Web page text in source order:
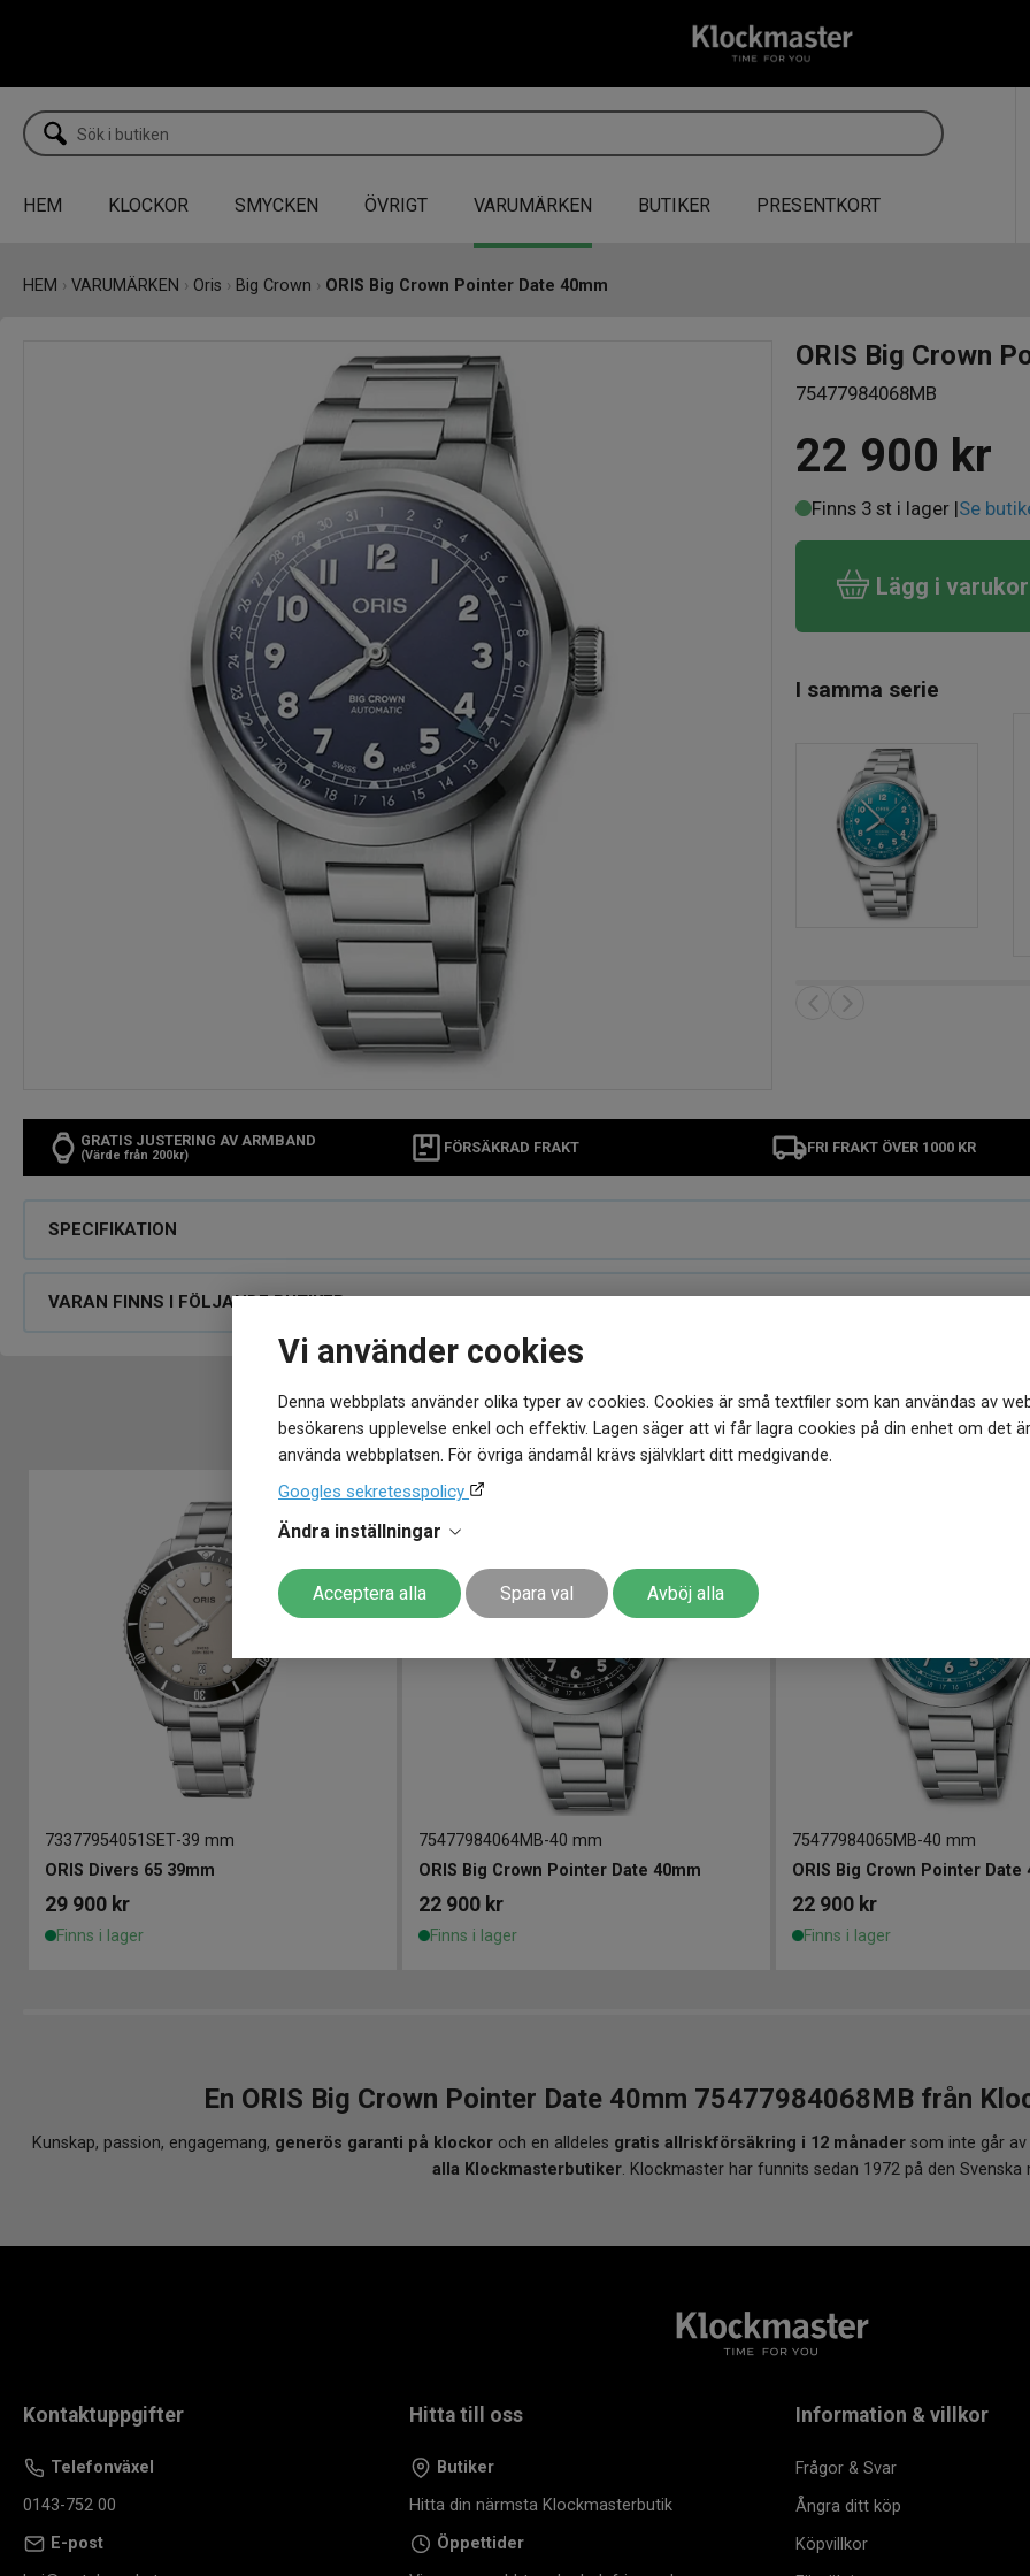
Vi använder cookies
Denna webbplats använder olika typer av cookies. Cookies är små textfiler som kan användas av
besökarens upplevelse enkel och effektiv. Lagen säger att vi får lagra cookies på din enhet om det
använda webbplatsen. För övriga ändamål krävs självklart ditt medgivande.
Googles sekretesspolicy
Ändra inställningar
Acceptera alla Spara val Avböj alla
HEM KLOCKOR SMYCKEN ÖVRIGT VARUMÄRKEN BUTIKER PRESENTKORT
HEM › VARUMÄRKEN › Oris › Big Crown › ORIS Big Crown Pointer Date 40mm
ORIS Big Crown
75477984068MB
22 900 kr
Finns 3 st i lager |Se
Lägg i
I samma serie
GRATIS JUSTERING AV ARMBAND
(Värde från 200kr) FÖRSÄKRAD FRAKT FRI FRAKT ÖVER 1000 KR
SPECIFIKATION
VARAN FINNS I FÖLJANDE BUTIKER
MER FRÅN SAMMA VARUMÄRKE
73377954051SET-39 mm
ORIS Divers 65 39mm
29 900 kr
Finns i lager
75477984064MB-40 mm
ORIS Big Crown Pointer Date 40mm
22 900 kr
Finns i lager
75477984065MB-40 mm
ORIS Big Crown Pointer Date
22 900 kr
Finns i lager
En ORIS Big Crown Pointer Date 40mm 75477984068MB från
Kunskap, passion, engagemang, generös garanti på klockor och en alldeles gratis allriskförsäkring i 12 månader som inte går
alla Klockmasterbutiker. Klockmaster har funnits sedan 1972 på den Svenska
Kontaktuppgifter
Telefonväxel
0143-752 00
E-post
Hitta till oss
Butiker
Hitta din närmsta Klockmasterbutik
Öppettider
Information & villkor
Frågor & Svar
Ångra ditt köp
Köpvillkor